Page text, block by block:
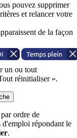
pouvez supprimer
et relancer votre
de la façon
un ou tout
réinitialiser ».
ordre de
d'emploi répondant le
.